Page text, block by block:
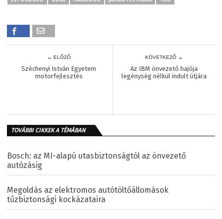
← ELŐZŐ
Széchenyi István Egyetem
motorfejlesztés
KÖVETKEZŐ →
Az IBM önvezető hajója
legénység nélkül indult útjára
TOVÁBBI CIKKEK A TÉMÁBAN
Bosch: az MI-alapú utasbiztonságtól az önvezető
autózásig
Megoldás az elektromos autótöltőállomások
tűzbiztonsági kockázataira